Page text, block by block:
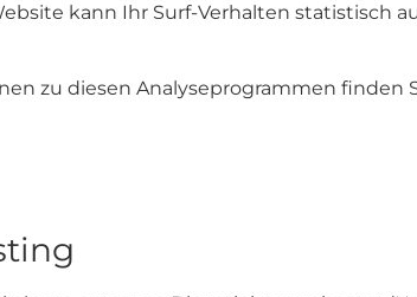
kann Ihr Surf-Verhalten statistisch
zu diesen Analyseprogrammen finden